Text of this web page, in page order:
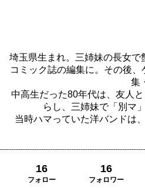
埼玉県生まれ。三姉妹の長女
コミック誌の編集に。その後
集
中高生だった80年代は、友人
らし、三姉妹で「別マ
当時ハマっていた洋バンドは
16
フォロー
16
フォロワー